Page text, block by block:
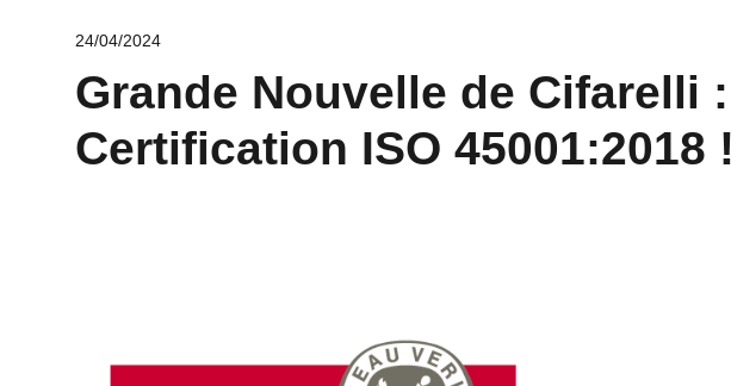
24/04/2024
Grande Nouvelle de Cifarelli :
Certification ISO 45001:2018 !